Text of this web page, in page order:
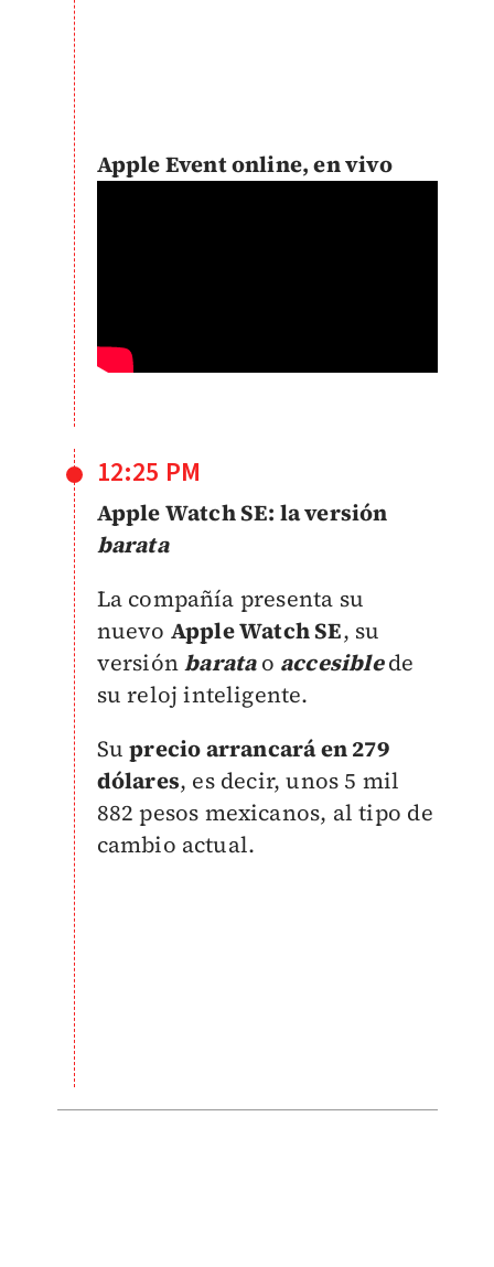
Apple Event online, en vivo
12:25 PM
Apple Watch SE: la versión
barata
La compañía presenta su
nuevo Apple Watch SE, su
versiónbaratao accesiblede
su reloj inteligente.
Suprecio arrancará en 279
dólares, es decir, unos 5 mil
882 pesos mexicanos, al tipo de
cambio actual.